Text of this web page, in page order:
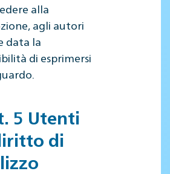
alla
agli autori
data la
di esprimersi
5 Utenti
di